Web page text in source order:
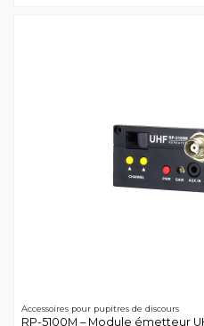
Accessoires pour pupitres de discours
RP-5100M – Module émetteur